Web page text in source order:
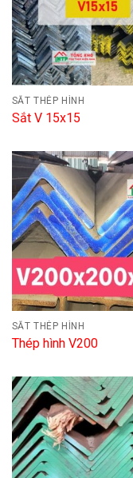
SẮT THÉP HÌNH
Sắt V 15x15
SẮT THÉP HÌNH
Thép hình V200